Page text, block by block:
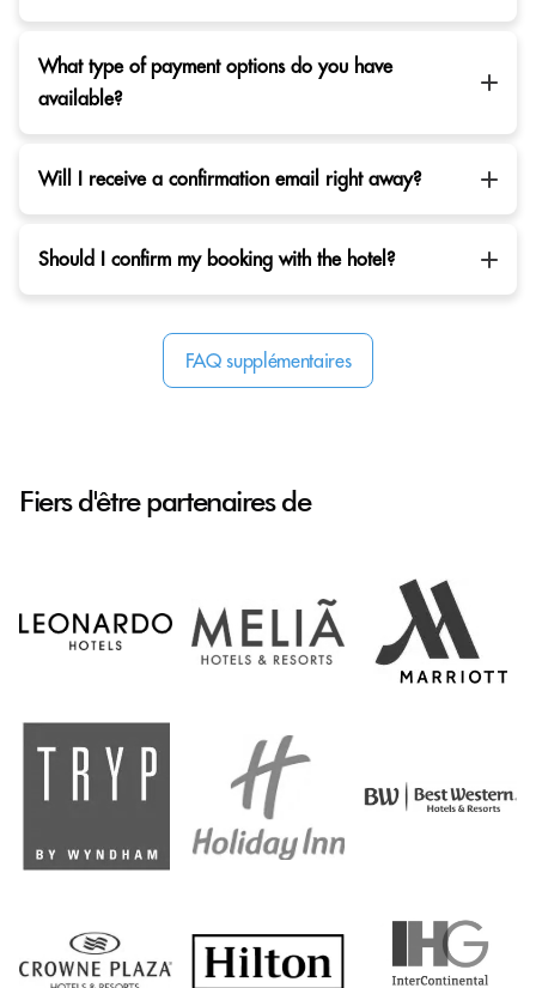
What type of payment options do you have
available?
Will I receive a confirmation email right away?
Should I confirm my booking with the hotel?
FAQ supplémentaires
Fiers d'être partenaires de